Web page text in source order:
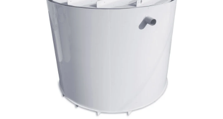
hvězdiček.